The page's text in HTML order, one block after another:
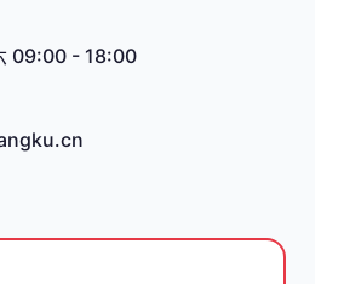
09:00 - 18:00